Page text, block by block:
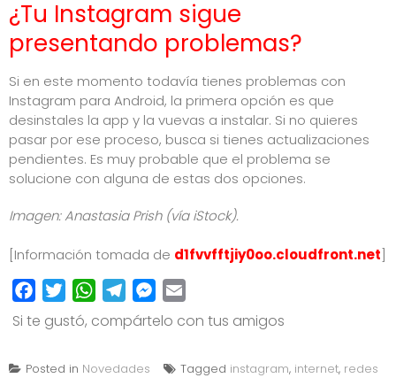
¿Tu Instagram sigue
presentando problemas?
Si en este momento todavía tienes problemas con
Instagram para Android, la primera opción es que
desinstales la app y la vuevas a instalar. Si no quieres
pasar por ese proceso, busca si tienes actualizaciones
pendientes. Es muy probable que el problema se
solucione con alguna de estas dos opciones.
Imagen:Anastasia Prish(vía iStock).
[Información tomada de d1fvvfftjiy0oo.cloudfront.net]
FacebookTwitterWhatsApp
TelegramMessenger
Si te gustó, compártelo con tus amigos
Posted in Novedades Tagged instagram, internet, redes